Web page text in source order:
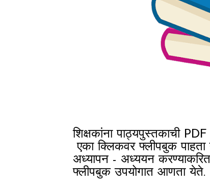
शिक्षकांना पाठ्यपुस्तकाची
एका क्लिकवर फ्लीपबुक पाहता
अध्यापन - अध्ययन
फ्लीपबुक उपयोगात आणता येते.